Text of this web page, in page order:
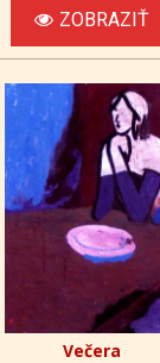
ZOBRAZIŤ
Večera